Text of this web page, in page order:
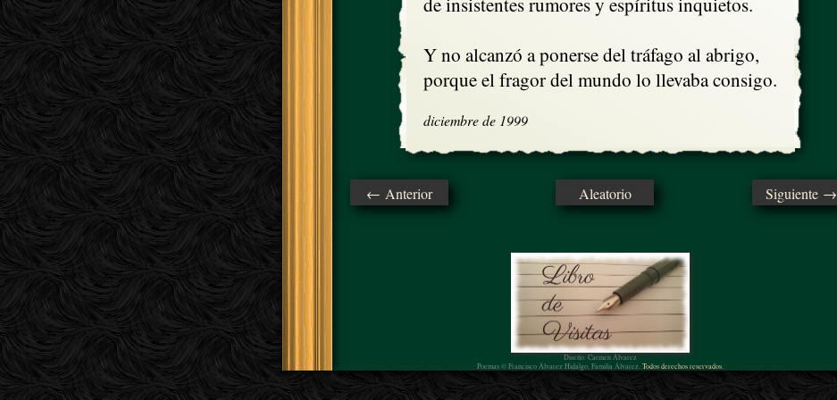
Y no alcanzó a ponerse del tráfago al abrigo,
porque el fragor del mundo lo llevaba consigo.
diciembre de 1999
← Anterior Aleatorio Siguiente →
Diseño: Carmen Álvarez
Poemas © Francisco Álvarez Hidalgo, Familia Álvarez. Todos derechos reservados.